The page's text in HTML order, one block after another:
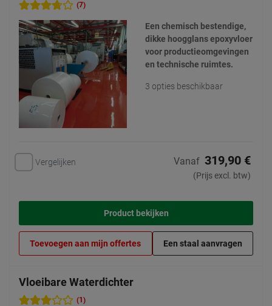
(7)
Een chemisch bestendige,
dikke hoogglans epoxyvloer
voor productieomgevingen
en technische ruimtes.
3 opties beschikbaar
Vergelijken Vanaf 319,90 €
(Prijs excl. btw)
Product bekijken
Toevoegen aan mijn offertes Een staal aanvragen
Vloeibare Waterdichter
(1)